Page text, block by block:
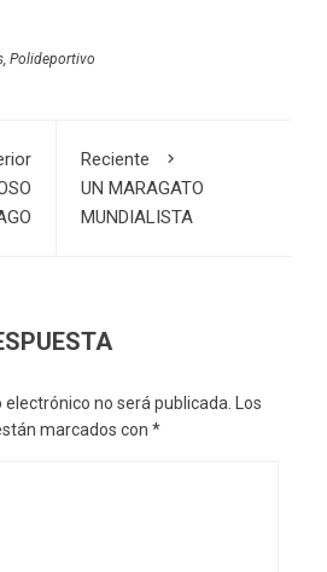
Polideportivo
Reciente
UN MARAGATO
MUNDIALISTA
no será publicada. Los
marcados con *